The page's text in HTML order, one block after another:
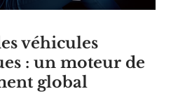
véhicules
: un moteur de
global